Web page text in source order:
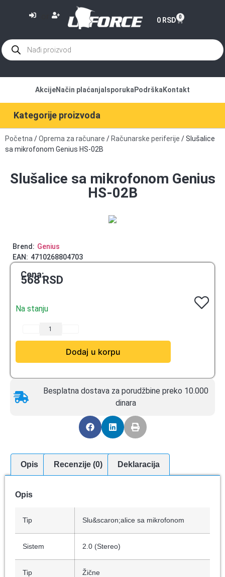
0 RSD 0
Kategorije proizvoda
AkcijeNačin plaćanja Isporuka Podrška Kontakt
Početna /Oprema za računare / Računarske periferije / Slušalice
sa mikrofonom Genius HS-02B
Slušalice sa mikrofonom Genius
HS-02B
Brend: Genius
EAN: 4710268804703
Cena:
568RSD
Na stanju
Dodaj u korpu
Besplatna dostava za porudžbine preko 10.000
dinara
Opis Recenzije (0) Deklaracija
Opis
Tip Slu&scaron;alice sa mikrofonom
Sistem 2.0 (Stereo)
Tip
Žične